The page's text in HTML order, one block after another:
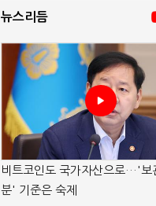
뉴스리듬
비트코인도 국가자산으로…'보
분' 기준은 숙제